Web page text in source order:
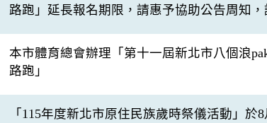
路跑」延長報名期限，請惠予協助公告周知，
本市體育總會辦理「第十一屆新北市八個浪
路跑」
「115年度新北市原住民族歲時祭儀活動」於